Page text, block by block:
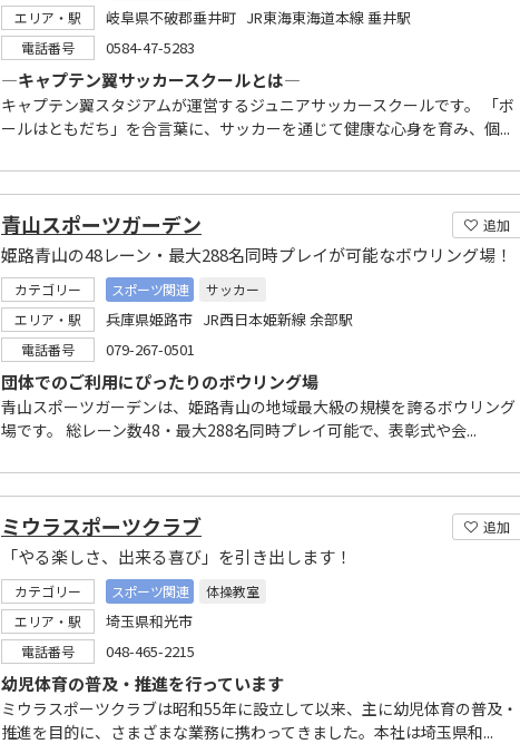
エリア・駅
岐阜県不破郡垂井町 JR東海東海道本線 垂井駅
電話番号 0584-47-5283
―キャプテン翼サッカースクールとは―
キャプテン翼スタジアムが運営するジュニアサッカースクールです。 「ボ
ールはともだち」を合言葉に、サッカーを通じて健康な心身を育み、個...
追加
青山スポーツガーデン
姫路青山の48レーン・最大288名同時プレイが可能なボウリング場！
カテゴリー スポーツ関連
サッカー
エリア・駅
兵庫県姫路市 JR西日本姫新線 余部駅
電話番号 079-267-0501
団体でのご利用にぴったりのボウリング場
青山スポーツガーデンは、姫路青山の地域最大級の規模を誇るボウリング
場です。 総レーン数48・最大288名同時プレイ可能で、表彰式や会...
追加
ミウラスポーツクラブ
「やる楽しさ、出来る喜び」を引き出します！
カテゴリー スポーツ関連
体操教室
エリア・駅
埼玉県和光市
電話番号 048-465-2215
幼児体育の普及・推進を行っています
ミウラスポーツクラブは昭和55年に設立して以来、主に幼児体育の普及・
推進を目的に、さまざまな業務に携わってきました。本社は埼玉県和...